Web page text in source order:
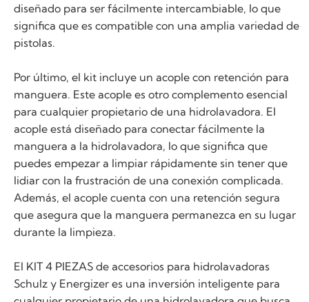
diseñado para ser fácilmente intercambiable, lo que
significa que es compatible con una amplia variedad de
pistolas.
Por último, el kit incluye un acople con retención para
manguera. Este acople es otro complemento esencial
para cualquier propietario de una hidrolavadora. El
acople está diseñado para conectar fácilmente la
manguera a la hidrolavadora, lo que significa que
puedes empezar a limpiar rápidamente sin tener que
lidiar con la frustración de una conexión complicada.
Además, el acople cuenta con una retención segura
que asegura que la manguera permanezca en su lugar
durante la limpieza.
El KIT 4 PIEZAS de accesorios para hidrolavadoras
Schulz y Energizer es una inversión inteligente para